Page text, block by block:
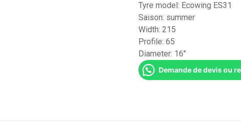
Tyre model: Ecowing ES31
Saison: summer
Width:215
Profile:65
Diameter: 16''
Demande de devis ou